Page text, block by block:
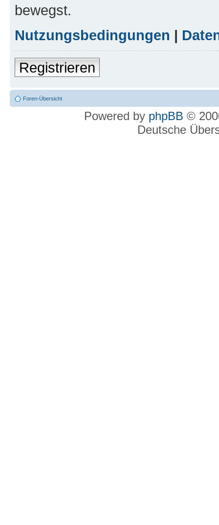
bewegst.
Nutzungsbedingungen |
Registrieren
Foren-Übersicht
Powered by phpBB ©
Deutsche